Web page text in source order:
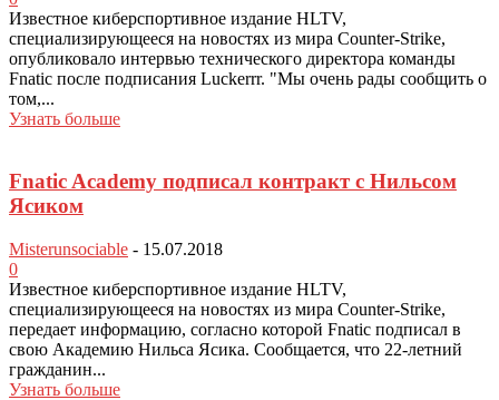
Известное киберспортивное издание HLTV,
специализирующееся на новостях из мира Counter-Strike,
опубликовало интервью технического директора команды
Fnatic после подписания Luckerrr. "Мы очень рады сообщить о
том,...
Узнать больше
Fnatic Academy подписал контракт с Нильсом
Ясиком
Misterunsociable - 15.07.2018
0
Известное киберспортивное издание HLTV,
специализирующееся на новостях из мира Counter-Strike,
передает информацию, согласно которой Fnatic подписал в
свою Академию Нильса Ясика. Сообщается, что 22-летний
гражданин...
Узнать больше